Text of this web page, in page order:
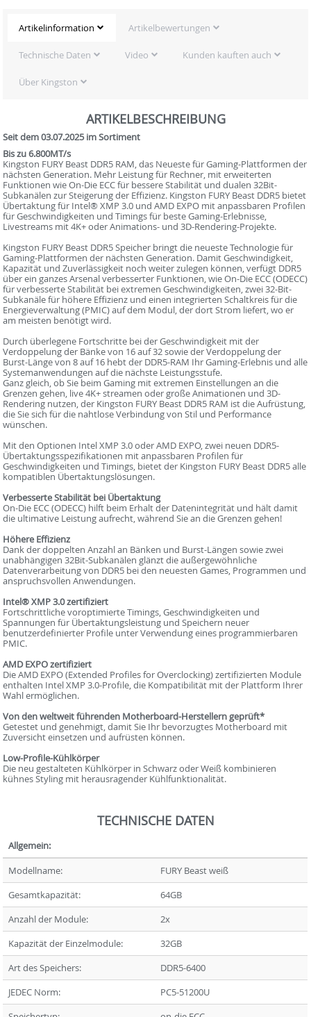
Artikelinformation Artikelbewertungen
Technische Daten Video Kunden kauften auch
Über Kingston
ARTIKELBESCHREIBUNG
Seit dem 03.07.2025 im Sortiment
Bis zu 6.800MT/s
Kingston FURY Beast DDR5 RAM, das Neueste für Gaming-Plattformen der
nächsten Generation. Mehr Leistung für Rechner, mit erweiterten
Funktionen wie On-Die ECC für bessere Stabilität und dualen 32Bit-
Subkanälen zur Steigerung der Effizienz. Kingston FURY Beast DDR5 bietet
Übertaktung für Intel® XMP 3.0 und AMD EXPO mit anpassbaren Profilen
für Geschwindigkeiten und Timings für beste Gaming-Erlebnisse,
Livestreams mit 4K+ oder Animations- und 3D-Rendering-Projekte.
Kingston FURY Beast DDR5 Speicher bringt die neueste Technologie für
Gaming-Plattformen der nächsten Generation. Damit Geschwindigkeit,
Kapazität und Zuverlässigkeit noch weiter zulegen können, verfügt DDR5
über ein ganzes Arsenal verbesserter Funktionen, wie On-Die ECC (ODECC)
für verbesserte Stabilität bei extremen Geschwindigkeiten, zwei 32-Bit-
Subkanäle für höhere Effizienz und einen integrierten Schaltkreis für die
Energieverwaltung (PMIC) auf dem Modul, der dort Strom liefert, wo er
am meisten benötigt wird.
Durch überlegene Fortschritte bei der Geschwindigkeit mit der
Verdoppelung der Bänke von 16 auf 32 sowie der Verdoppelung der
Burst-Länge von 8 auf 16 hebt der DDR5-RAM Ihr Gaming-Erlebnis und alle
Systemanwendungen auf die nächste Leistungsstufe.
Ganz gleich, ob Sie beim Gaming mit extremen Einstellungen an die
Grenzen gehen, live 4K+ streamen oder große Animationen und 3D-
Rendering nutzen, der Kingston FURY Beast DDR5 RAM ist die Aufrüstung,
die Sie sich für die nahtlose Verbindung von Stil und Performance
wünschen.
Mit den Optionen Intel XMP 3.0 oder AMD EXPO, zwei neuen DDR5-
Übertaktungsspezifikationen mit anpassbaren Profilen für
Geschwindigkeiten und Timings, bietet der Kingston FURY Beast DDR5 alle
kompatiblen Übertaktungslösungen.
Verbesserte Stabilität bei Übertaktung
On-Die ECC (ODECC) hilft beim Erhalt der Datenintegrität und hält damit
die ultimative Leistung aufrecht, während Sie an die Grenzen gehen!
Höhere Effizienz
Dank der doppelten Anzahl an Bänken und Burst-Längen sowie zwei
unabhängigen 32Bit-Subkanälen glänzt die außergewöhnliche
Datenverarbeitung von DDR5 bei den neuesten Games, Programmen und
anspruchsvollen Anwendungen.
Intel® XMP 3.0 zertifiziert
Fortschrittliche voroptimierte Timings, Geschwindigkeiten und
Spannungen für Übertaktungsleistung und Speichern neuer
benutzerdefinierter Profile unter Verwendung eines programmierbaren
PMIC.
AMD EXPO zertifiziert
Die AMD EXPO (Extended Profiles for Overclocking) zertifizierten Module
enthalten Intel XMP 3.0-Profile, die Kompatibilität mit der Plattform Ihrer
Wahl ermöglichen.
Von den weltweit führenden Motherboard-Herstellern geprüft*
Getestet und genehmigt, damit Sie Ihr bevorzugtes Motherboard mit
Zuversicht einsetzen und aufrüsten können.
Low-Profile-Kühlkörper
Die neu gestalteten Kühlkörper in Schwarz oder Weiß kombinieren
kühnes Styling mit herausragender Kühlfunktionalität.
TECHNISCHE DATEN
Allgemein:
Modellname:
FURY Beast weiß
Gesamtkapazität:
64GB
Anzahl der Module:
2x
Kapazität der Einzelmodule:
32GB
Art des Speichers:
DDR5-6400
JEDEC Norm:
PC5-51200U